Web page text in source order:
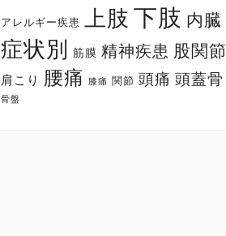
アレルギー疾患 上肢 下肢 内臓
症状別 筋膜 精神疾患 股関節
肩こり 腰痛 膝痛 関節 頭痛 頭蓋骨
骨盤